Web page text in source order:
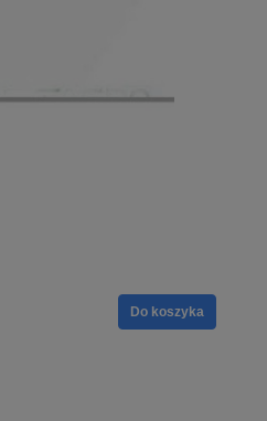
Do koszyka